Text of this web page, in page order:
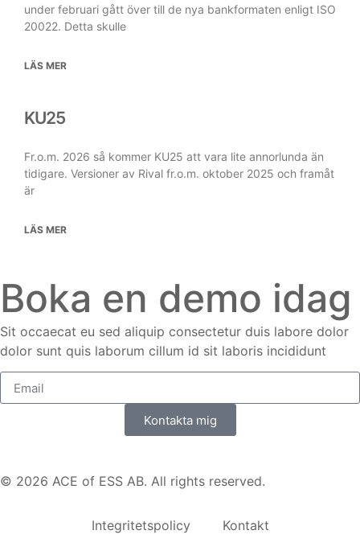
under februari gått över till de nya bankformaten enligt ISO
20022. Detta skulle
LÄS MER
KU25
Fr.o.m. 2026 så kommer KU25 att vara lite annorlunda än
tidigare. Versioner av Rival fr.o.m. oktober 2025 och framåt
är
LÄS MER
Boka en demo idag
Sit occaecat eu sed aliquip consectetur duis labore dolor
dolor sunt quis laborum cillum id sit laboris incididunt
Kontakta mig
© 2026 ACE of ESS AB. All rights reserved.
Integritetspolicy Kontakt